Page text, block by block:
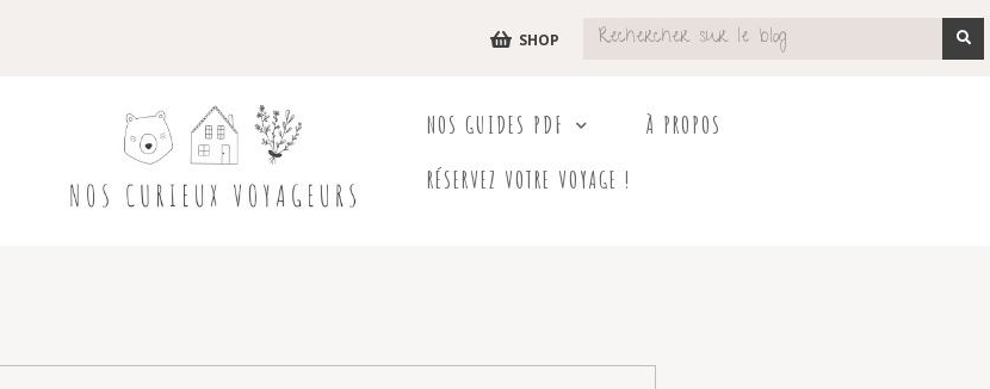
SHOP
NOS GUIDES PDF
À PROPOS
RÉSERVEZ VOTRE VOYAGE !